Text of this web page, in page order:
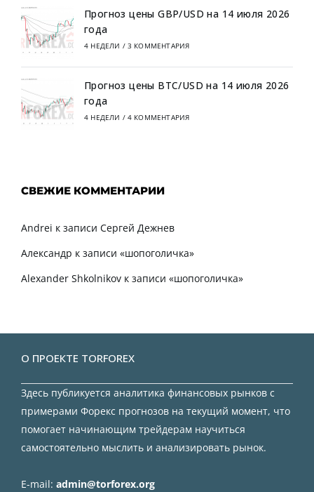
Прогноз цены GBP/USD на 14 июля 2026
года
4 НЕДЕЛИ / 3 КОММЕНТАРИЯ
Прогноз цены BTC/USD на 14 июля 2026
года
4 НЕДЕЛИ / 4 КОММЕНТАРИЯ
СВЕЖИЕ КОММЕНТАРИИ
Andrei к записи Сергей Дежнев
Александр к записи «шопоголичка»
Alexander Shkolnikov к записи «шопоголичка»
О ПРОЕКТЕ TORFOREX
Здесь публикуется аналитика финансовых рынков с
примерами Форекс прогнозов на текущий момент, что
помогает начинающим трейдерам научиться
самостоятельно мыслить и анализировать рынок.
E-mail: admin@torforex.org